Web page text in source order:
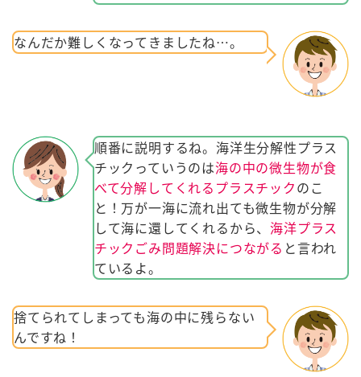
なんだか難しくなってきましたね…。
順番に説明するね。海洋生分解性プラス
チックっていうのは海の中の微生物が食
べて分解してくれるプラスチックのこ
と！万が一海に流れ出ても微生物が分解
して海に還してくれるから、海洋プラス
チックごみ問題解決につながる と言われ
ているよ。
捨てられてしまっても海の中に残らない
んですね！